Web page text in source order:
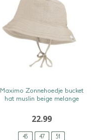
SNEL BEKIJKEN
45 47 51
Maximo Zonnehoedje bucket
hat muslin beige melange
22.99